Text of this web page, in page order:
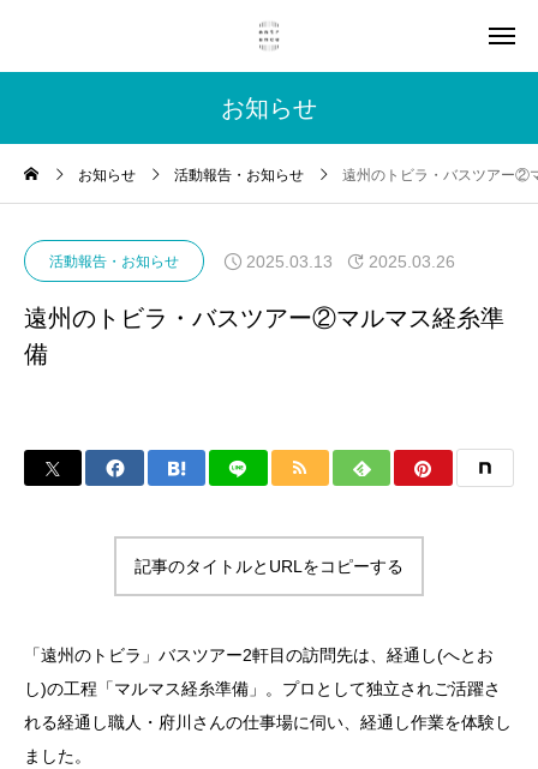
お知らせ
お知らせ 活動報告・お知らせ 遠州のトビラ・バスツアー②
活動報告・お知らせ 2025.03.13 2025.03.26
遠州のトビラ・バスツアー②マルマス経糸準
備
記事のタイトルとURLをコピーする
「遠州のトビラ」バスツアー2軒目の訪問先は、経通し(へとお
し)の工程「マルマス経糸準備」。プロとして独立されご活躍さ
れる経通し職人・府川さんの仕事場に伺い、経通し作業を体験し
ました。